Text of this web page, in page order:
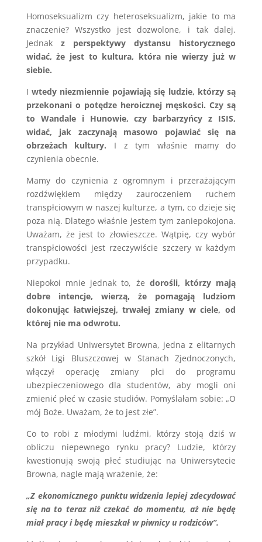
Homoseksualizm czy heteroseksualizm, jakie to ma
znaczenie? Wszystko jest dozwolone, i tak dalej.
Jednak z perspektywy dystansu historycznego
widać, że jest to kultura, która nie wierzy już w
siebie.
Iwtedy niezmiennie pojawiają się ludzie, którzy są
przekonani o potędze heroicznej męskości. Czy są
to Wandale i Hunowie, czy barbarzyńcy z ISIS,
widać, jak zaczynają masowo pojawiać się na
obrzeżach kultury. I z tym właśnie mamy do
czynienia obecnie.
Mamy do czynienia z ogromnym i przerażającym
rozdźwiękiem między zauroczeniem ruchem
transpłciowym w naszej kulturze, a tym, co dzieje się
poza nią. Dlatego właśnie jestem tym zaniepokojona.
Uważam, że jest to złowieszcze. Wątpię, czy wybór
transpłciowości jest rzeczywiście szczery w każdym
przypadku.
Niepokoi mnie jednak to, że dorośli, którzy mają
dobre intencje, wierzą, że pomagają ludziom
dokonując łatwiejszej, trwałej zmiany w ciele, od
której nie ma odwrotu.
Na przykład Uniwersytet Browna, jedna z elitarnych
szkół Ligi Bluszczowej w Stanach Zjednoczonych,
włączył operację zmiany płci do programu
ubezpieczeniowego dla studentów, aby mogli oni
zmienić płeć w czasie studiów. Pomyślałam sobie: „O
mój Boże. Uważam, że to jest złe”.
Co to robi z młodymi ludźmi, którzy stoją dziś w
obliczu niepewnego rynku pracy? Ludzie, którzy
kwestionują swoją płeć studiując na Uniwersytecie
Browna, nagle mają wrażenie, że:
„Z ekonomicznego punktu widzenia lepiej zdecydować
się na to teraz niż czekać do momentu, aż nie będę
miał pracy i będę mieszkał w piwnicy u rodziców”.